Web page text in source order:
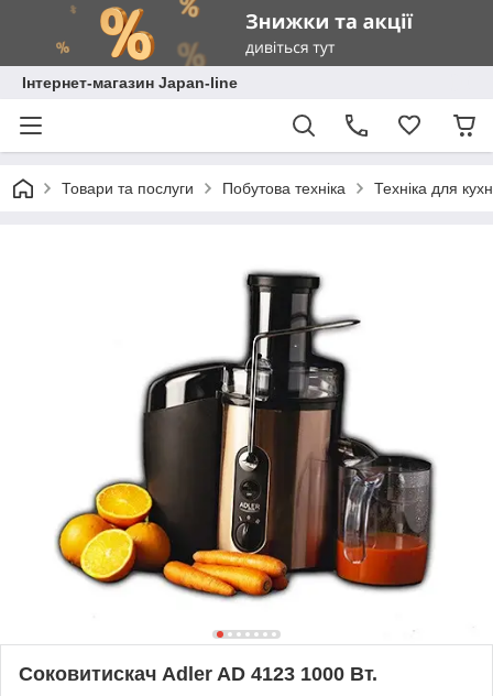
Інтернет-магазин Japan-line
Товари та послуги Побутова техніка Техніка для
Соковитискач Adler AD 4123 1000 Вт.